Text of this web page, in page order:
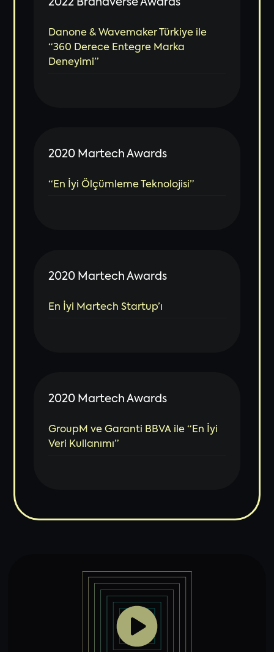
2022 Brandverse Awards
Danone & Wavemaker Türkiye ile
“360 Derece Entegre Marka
Deneyimi”
2020 Martech Awards
“En İyi Ölçümleme Teknolojisi”
2020 Martech Awards
En İyi Martech Startup’ı
2020 Martech Awards
GroupM ve Garanti BBVA ile “En İyi
Veri Kullanımı”